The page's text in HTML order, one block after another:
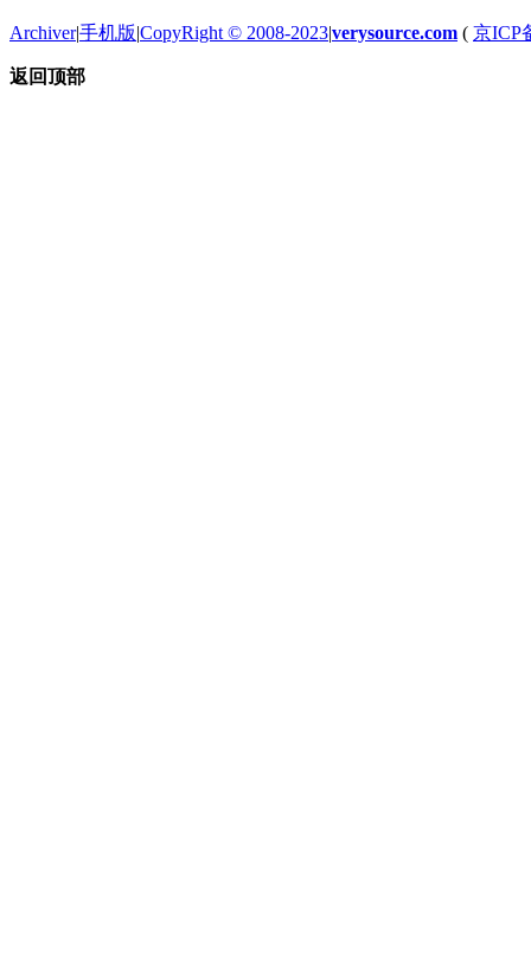
Archiver|手机版|CopyRight © 2008-2023|verysource.com ( 京ICP
返回顶部